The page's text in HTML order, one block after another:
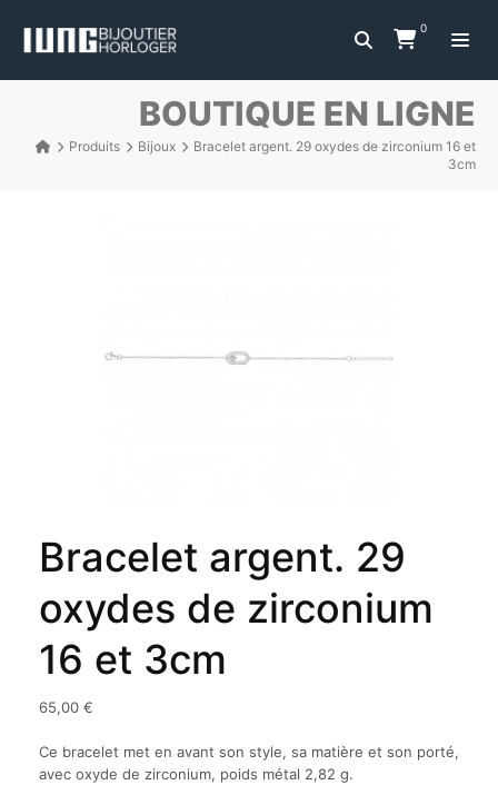
0
BOUTIQUE EN LIGNE
Produits Bijoux
Bracelet argent. 29 oxydes de zirconium 16 et
3cm
Bracelet argent. 29
oxydes de zirconium
16 et 3cm
65,00 €
Ce bracelet met en avant son style, sa matière et son porté,
avec oxyde de zirconium, poids métal 2,82 g.